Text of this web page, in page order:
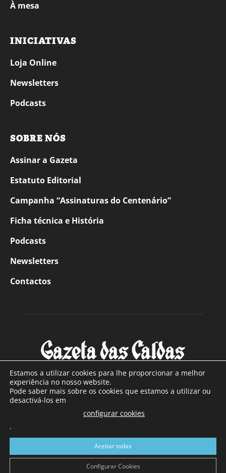
À mesa
INICIATIVAS
Loja Online
Newsletters
Podcasts
SOBRE NÓS
Assinar a Gazeta
Estatuto Editorial
Campanha “Assinaturas do Centenário”
Ficha técnica e História
Podcasts
Newsletters
Contactos
SOBRE NÓS
Com sede nas Caldas da Rainha e mais de 90 anos de
a sul de distrito de Leiria, com mais de 40.000 leitores por
toda a região Oeste. Jornal com distribuição em Portugal
Continental e assinatura online.
Estamos a utilizar cookies para lhe proporcionar a melhor
experiência no nosso website.
Pode saber mais sobre os cookies que estamos a utilizar ou
desactivá-los em
configurar cookies
.
Aceitar todas
Configurar Cookies